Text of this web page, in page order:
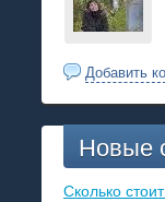
Добавить
Новые
Сколько